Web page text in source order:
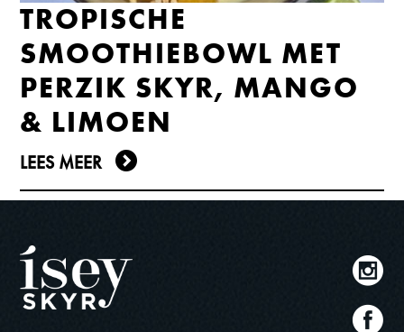
TROPISCHE
SMOOTHIEBOWL MET
PERZIK SKYR, MANGO
& LIMOEN
LEES MEER